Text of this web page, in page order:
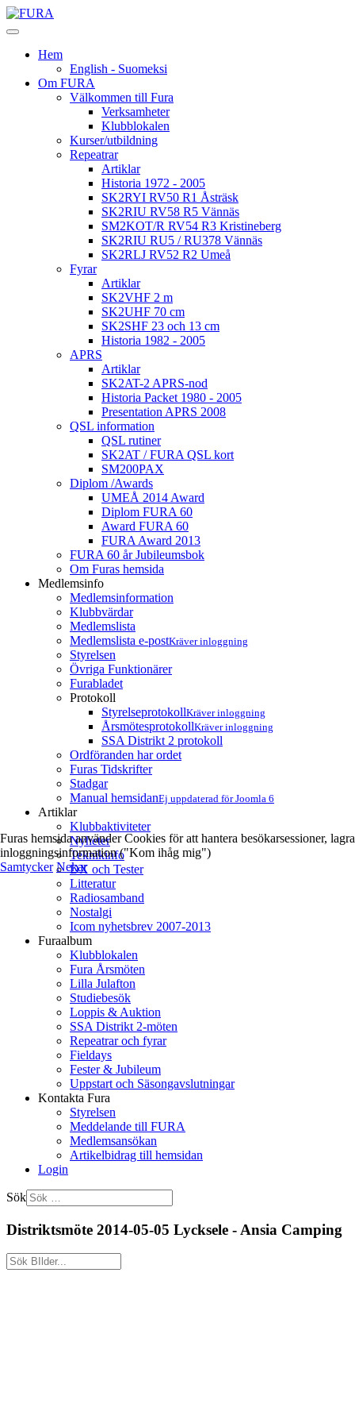
Hem
English - Suomeksi
Om FURA
Välkommen till Fura
Verksamheter
Klubblokalen
Kurser/utbildning
Repeatrar
Artiklar
Historia 1972 - 2005
SK2RYI RV50 R1 Åsträsk
SK2RIU RV58 R5 Vännäs
SM2KOT/R RV54 R3 Kristineberg
SK2RIU RU5 / RU378 Vännäs
SK2RLJ RV52 R2 Umeå
Fyrar
Artiklar
SK2VHF 2 m
SK2UHF 70 cm
SK2SHF 23 och 13 cm
Historia 1982 - 2005
APRS
Artiklar
SK2AT-2 APRS-nod
Historia Packet 1980 - 2005
Presentation APRS 2008
QSL information
QSL rutiner
SK2AT / FURA QSL kort
SM200PAX
Diplom /Awards
UMEÅ 2014 Award
Diplom FURA 60
Award FURA 60
FURA Award 2013
FURA 60 år Jubileumsbok
Om Furas hemsida
Medlemsinfo
Medlemsinformation
Klubbvärdar
Medlemslista
Medlemslista e-postKräver inloggning
Styrelsen
Övriga Funktionärer
Furabladet
Protokoll
StyrelseprotokollKräver inloggning
ÅrsmötesprotokollKräver inloggning
SSA Distrikt 2 protokoll
Ordföranden har ordet
Furas Tidskrifter
Stadgar
Manual hemsidanEj uppdaterad för Joomla 6
Artiklar
Klubbaktiviteter
Nyheter
Teknikinfo
DX och Tester
Litteratur
Radiosamband
Nostalgi
Icom nyhetsbrev 2007-2013
Furaalbum
Klubblokalen
Fura Årsmöten
Lilla Julafton
Studiebesök
Loppis & Auktion
SSA Distrikt 2-möten
Repeatrar och fyrar
Fieldays
Fester & Jubileum
Uppstart och Säsongavslutningar
Kontakta Fura
Styrelsen
Meddelande till FURA
Medlemsansökan
Artikelbidrag till hemsidan
Login
Sök
Distriktsmöte 2014-05-05 Lycksele - Ansia Camping
Furas hemsida använder Cookies för att hantera besökarsessioner, lagra
inloggningsinformation ("Kom ihåg mig")
Samtycker Nekar